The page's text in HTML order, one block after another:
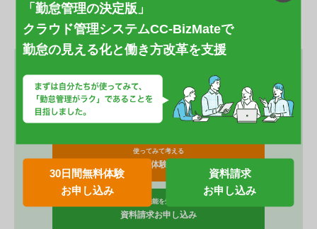
「勤怠管理の決定版」
クラウド管理システムCC-BizMateで
勤怠の見える化と働き方改革を支援
30日間無料体験
お申し込み
資料請求
お申し込み
X F
a
c
e
b
o
k
Li
n
e
Pi
nt
er
e
共
有
無料トライアル・資料請求
お気軽にお申込み下さい。
使ってみて考える
30日間無料体験お申し込み
まずは機能を知りたい
資料請求お申し込み